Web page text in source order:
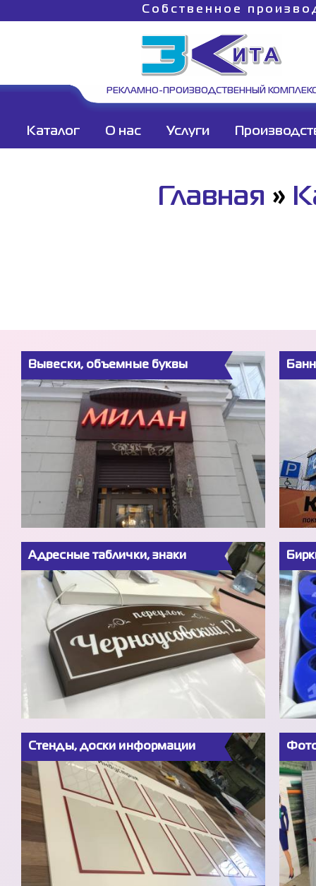
Собственное
РЕКЛАМНО-ПРОИЗВОДСТВЕННЫЙ
Каталог О нас Услуги
Главная »
Вывески, объемные буквы
Адресные таблички, знаки
Стенды, доски информации